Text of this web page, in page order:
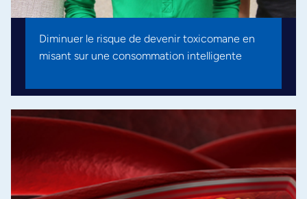
Diminuer le risque de devenir toxicomane en
misant sur une consommation intelligente